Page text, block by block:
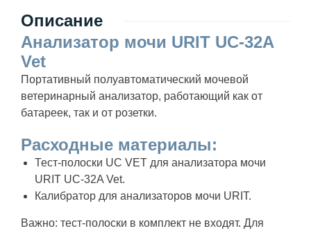
Описание
Анализатор мочи URIT UC-32A
Vet
Портативный полуавтоматический мочевой
ветеринарный анализатор, работающий как от
батареек, так и от розетки.
Расходные материалы:
Тест-полоски UC VET для анализатора мочи
URIT UC-32A Vet.
Калибратор для анализаторов мочи URIT.
Важно: тест-полоски в комплект не входят. Для